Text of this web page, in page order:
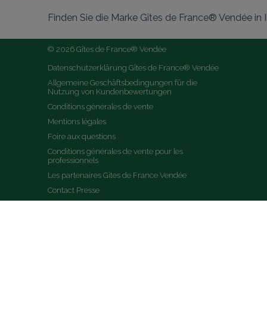
Finden Sie die Marke Gîtes de France® Vendée
© 2026 Gîtes de France® Vendée
Datenschutzerklärung Gîtes de France® Vendée
Allgemeine Geschäftsbedingungen für die
Nutzung von Kundenbewertungen
Conditions générales de vente
Mentions légales
Foire aux questions
Conditions générales de vente pour les
professionnels
Les partenaires Gites de France Vendée
Contact Presse